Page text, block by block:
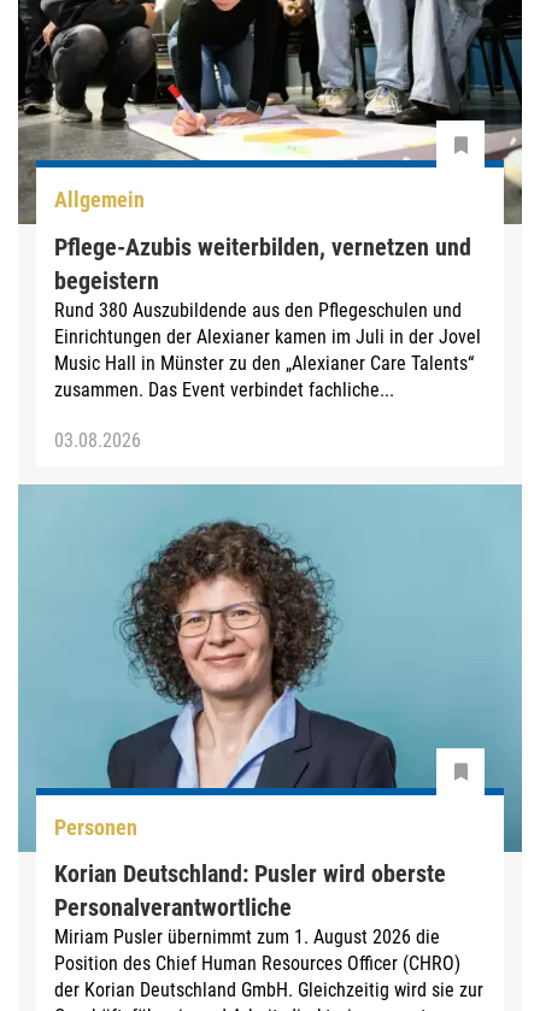
Allgemein
Pflege-Azubis weiterbilden, vernetzen und
begeistern
Rund 380 Auszubildende aus den Pflegeschulen und
Einrichtungen der Alexianer kamen im Juli in der Jovel
Music Hall in Münster zu den „Alexianer Care Talents“
zusammen. Das Event verbindet fachliche...
03.08.2026
Personen
Korian Deutschland: Pusler wird oberste
Personalverantwortliche
Miriam Pusler übernimmt zum 1. August 2026 die
Position des Chief Human Resources Officer (CHRO)
der Korian Deutschland GmbH. Gleichzeitig wird sie zur